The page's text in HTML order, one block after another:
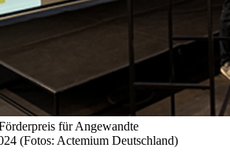
für Angewandte
(Fotos: Actemium Deutschland)